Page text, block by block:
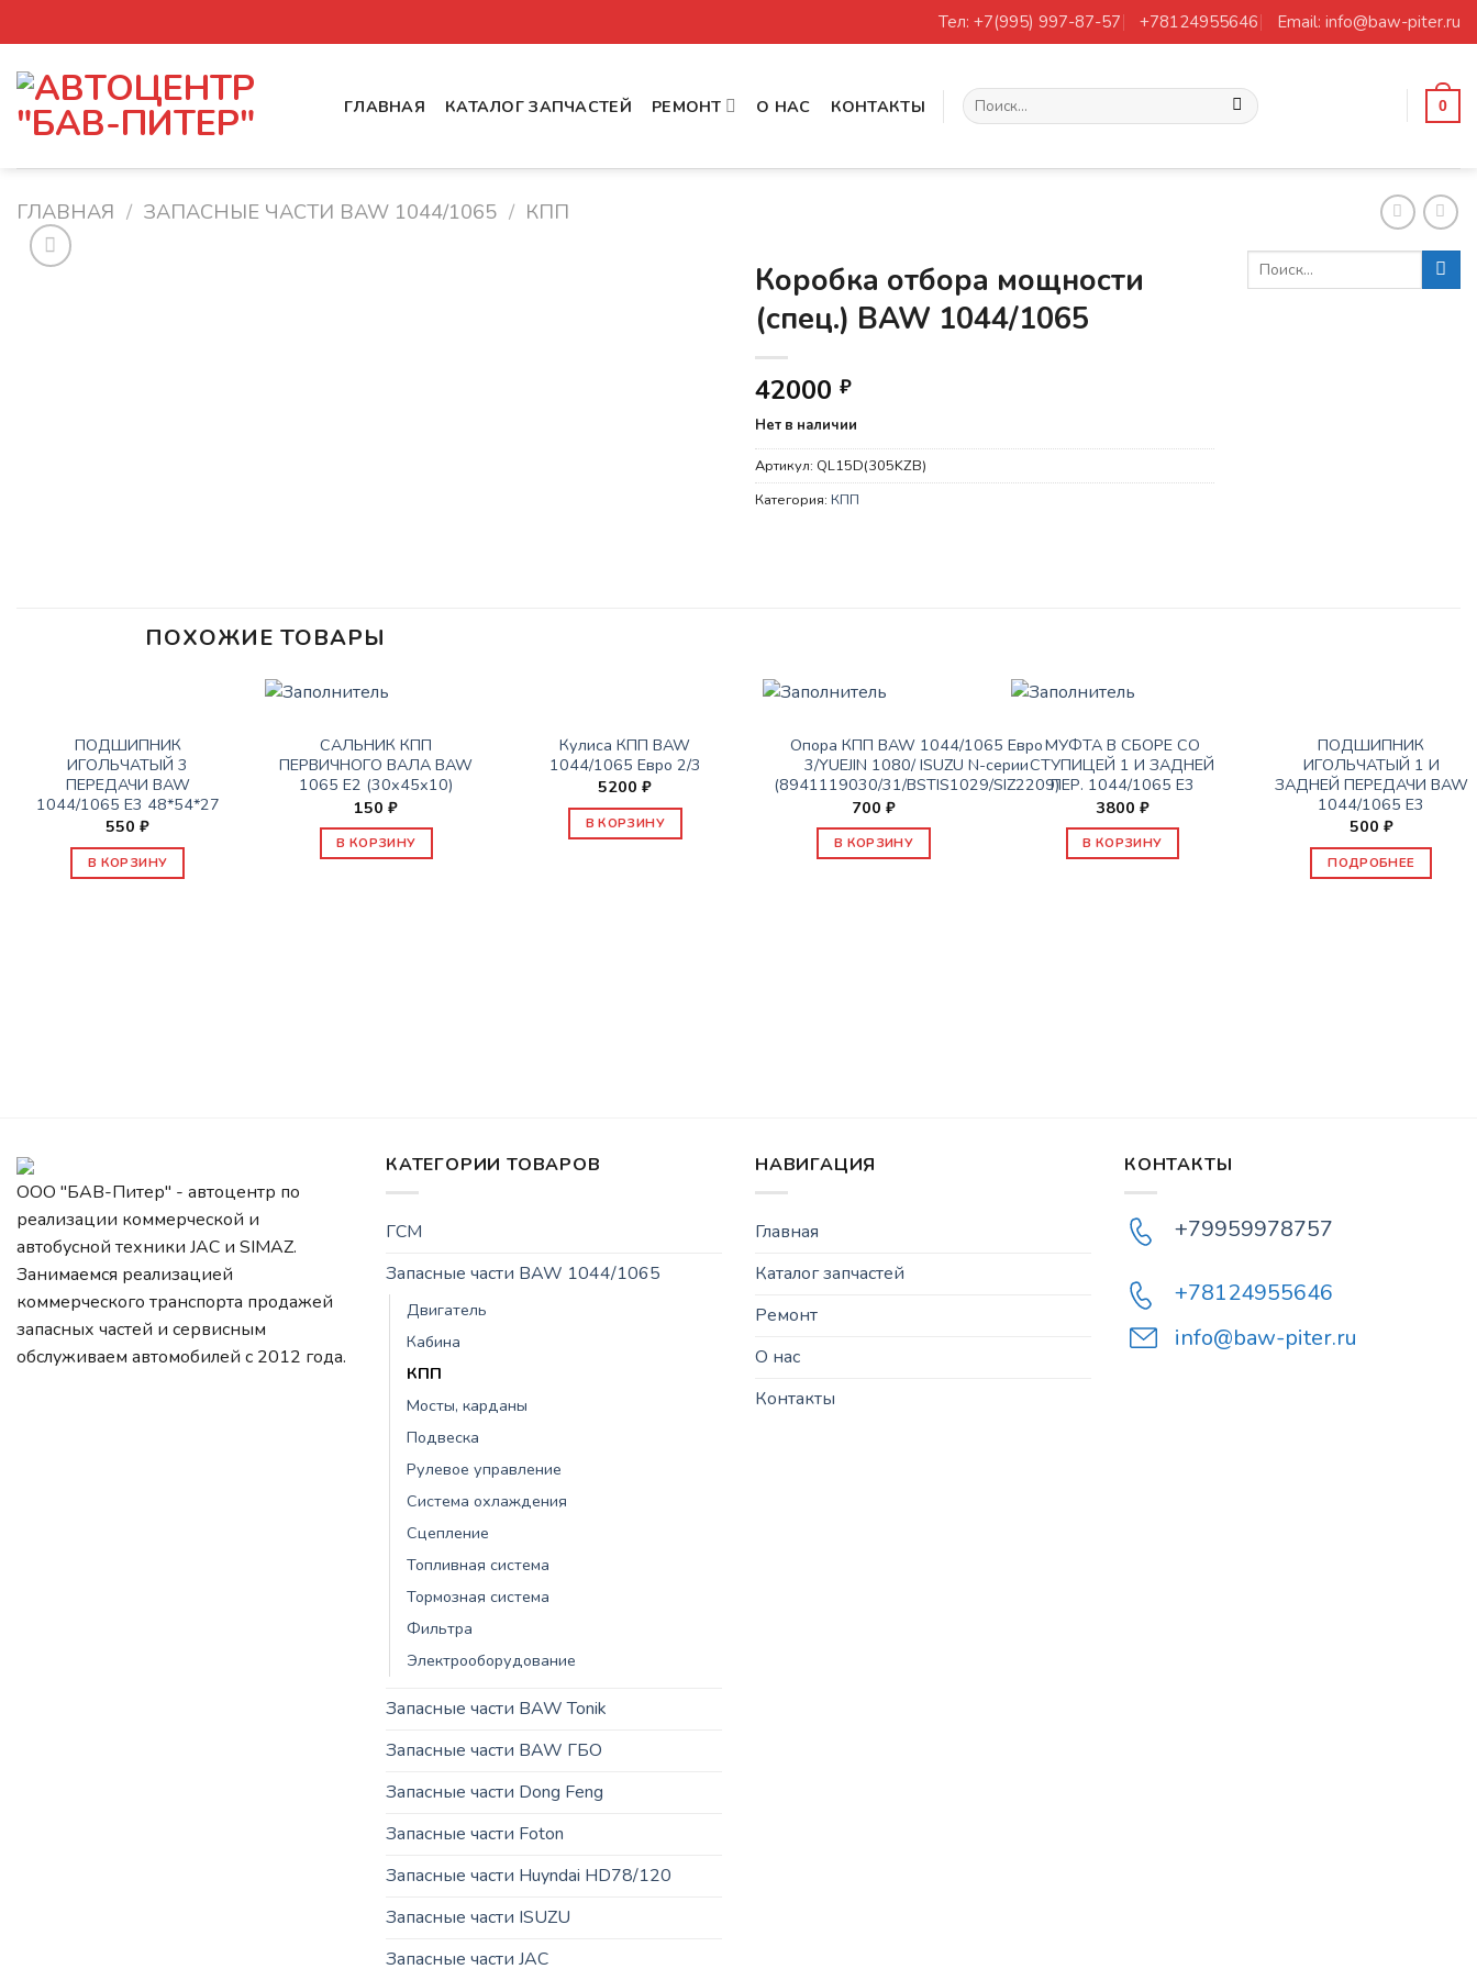
to
content
Тел: +7(995) 997-87-57 +78124955646 Email: info@baw-piter.ru
ГЛАВНАЯ КАТАЛОГ ЗАПЧАСТЕЙ РЕМОНТ О НАС КОНТАКТЫ Искать: 0
ГЛАВНАЯ / ЗАПАСНЫЕ ЧАСТИ BAW 1044/1065 / КПП
Коробка отбора мощности
(спец.) BAW 1044/1065
42000 ₽
Нет в наличии
Артикул: QL15D(305KZB)
Категория: КПП
ПОХОЖИЕ ТОВАРЫ
ПОДШИПНИК
ИГОЛЬЧАТЫЙ 3
ПЕРЕДАЧИ BAW
1044/1065 Е3 48*54*27
550₽
В КОРЗИНУ
САЛЬНИК КПП
ПЕРВИЧНОГО ВАЛА BAW
1065 Е2 (30х45х10)
150₽
В КОРЗИНУ
Кулиса КПП BAW
1044/1065 Евро 2/3
5200₽
В КОРЗИНУ
Опора КПП BAW 1044/1065 Евро
3/YUEJIN 1080/ ISUZU N-серии
(8941119030/31/BSTIS1029/SIZ2209)
700₽
В КОРЗИНУ
МУФТА В СБОРЕ СО
СТУПИЦЕЙ 1 И ЗАДНЕЙ
ПЕР. 1044/1065 Е3
3800 ₽
В КОРЗИНУ
ПОДШИПНИК
ИГОЛЬЧАТЫЙ 1 И
ЗАДНЕЙ ПЕРЕДАЧИ BAW
1044/1065 Е3
500 ₽
ПОДРОБНЕЕ
ООО "БАВ-Питер" - автоцентр по
реализации коммерческой и
автобусной техники JAC и SIMAZ.
Занимаемся реализацией
коммерческого транспорта продажей
запасных частей и сервисным
обслуживаем автомобилей c 2012 года.
КАТЕГОРИИ ТОВАРОВ
ГСМ
Запасные части BAW 1044/1065
Двигатель
Кабина
КПП
Мосты, карданы
Подвеска
Рулевое управление
Система охлаждения
Сцепление
Топливная система
Тормозная система
Фильтра
Электрооборудование
Запасные части BAW Tonik
Запасные части BAW ГБО
Запасные части Dong Feng
Запасные части Foton
Запасные части Huyndai HD78/120
Запасные части ISUZU
Запасные части JAC
НАВИГАЦИЯ
Главная
Каталог запчастей
Ремонт
О нас
Контакты
КОНТАКТЫ
+79959978757
+78124955646
info@baw-piter.ru